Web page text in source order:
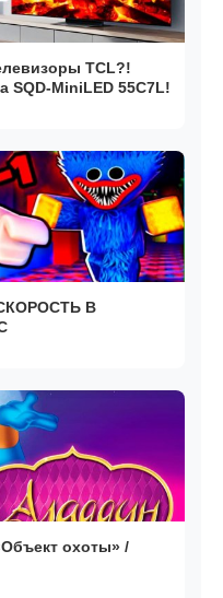
TCL?!
SQD-MiniLED 55C7L!
В
охоты» /